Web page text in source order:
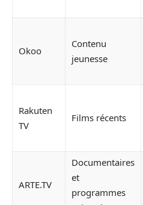
Okoo
Contenu
jeunesse
Rakuten
TV
Films récents
ARTE.TV
Documentaires
et
programmes